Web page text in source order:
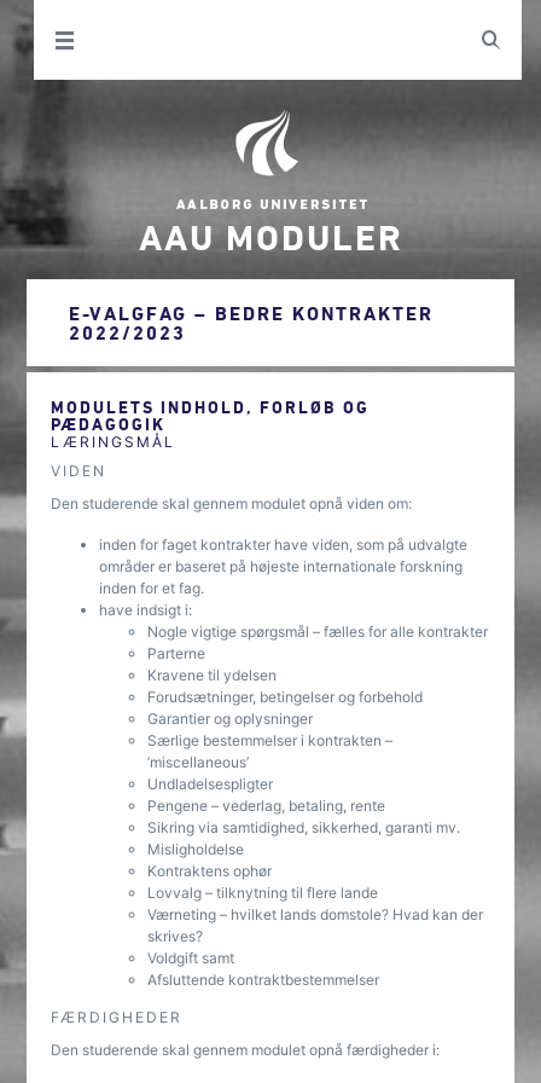
AAU MODULER
E-VALGFAG – BEDRE KONTRAKTER
2022/2023
MODULETS INDHOLD, FORLØB OG
PÆDAGOGIK
LÆRINGSMÅL
VIDEN
Den studerende skal gennem modulet opnå viden om:
inden for faget kontrakter have viden, som på udvalgte
områder er baseret på højeste internationale forskning
inden for et fag.
have indsigt i:
Nogle vigtige spørgsmål – fælles for alle kontrakter
Parterne
Kravene til ydelsen
Forudsætninger, betingelser og forbehold
Garantier og oplysninger
Særlige bestemmelser i kontrakten –
’miscellaneous’
Undladelsespligter
Pengene – vederlag, betaling, rente
Sikring via samtidighed, sikkerhed, garanti mv.
Misligholdelse
Kontraktens ophør
Lovvalg – tilknytning til flere lande
Værneting – hvilket lands domstole? Hvad kan der
skrives?
Voldgift samt
Afsluttende kontraktbestemmelser
FÆRDIGHEDER
Den studerende skal gennem modulet opnå færdigheder i: